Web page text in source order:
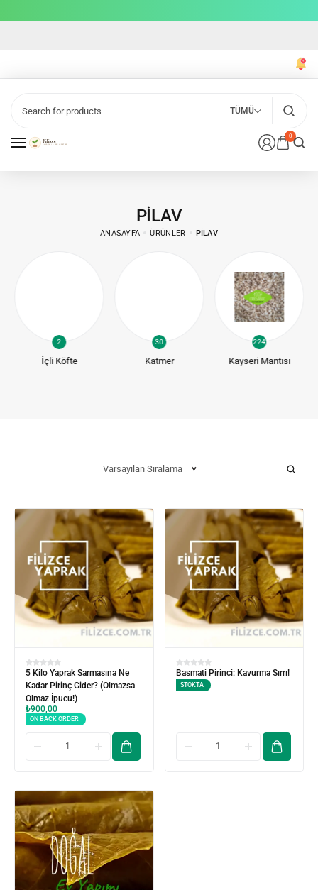
0
TÜMÜ
PILAV
ANASAYFA ÜRÜNLER PILAV
2
İçli Köfte
30
Katmer
224
Kayseri Mantısı
Varsayılan Sıralama
5 Kilo Yaprak Sarmasına Ne
Kadar Pirinç Gider? (Olmazsa
Olmaz İpucu!)
₺900,00
ON BACK ORDER
Basmati Pirinci: Kavurma Sırrı!
STOKTA